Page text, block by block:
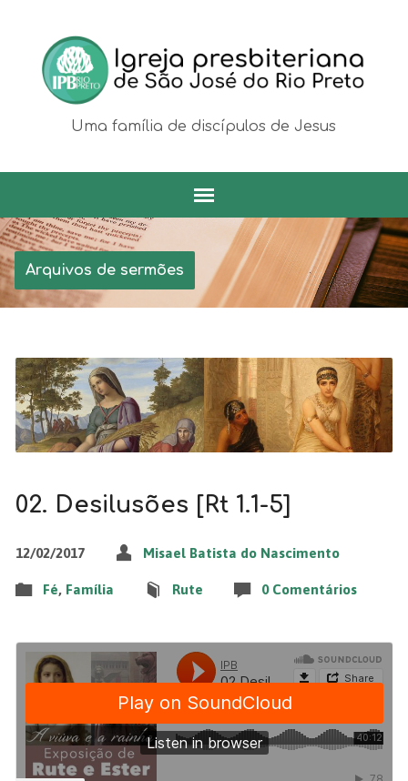
Uma família de discípulos de Jesus
Arquivos de sermões
02. Desilusões [Rt 1.1-5]
12/02/2017 Misael Batista do Nascimento
Fé, Família Rute 0 Comentários